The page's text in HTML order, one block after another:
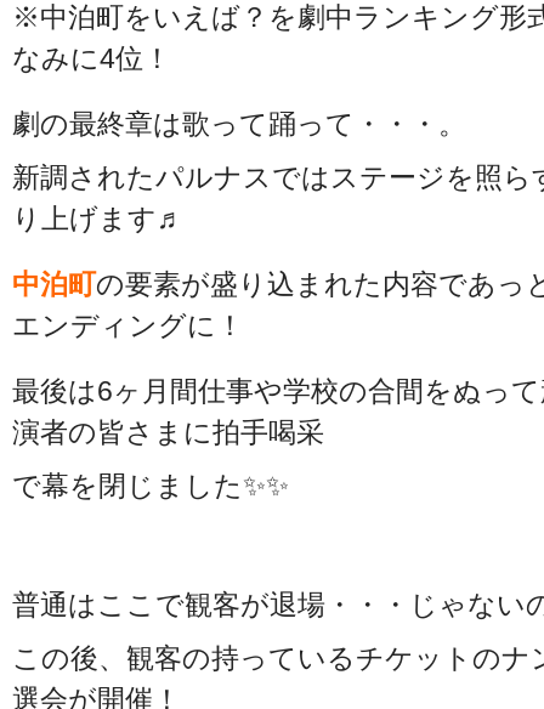
※中泊町をいえば？を劇中ランキング形
なみに4位！
劇の最終章は歌って踊って・・・。
新調されたパルナスではステージを照
り上げます♬
中泊町の要素が盛り込まれた内容であっ
エンディングに！
最後は6ヶ月間仕事や学校の合間をぬっ
演者の皆さまに拍手喝采
で幕を閉じました✨✨
普通はここで観客が退場・・・じゃない
この後、観客の持っているチケットのナ
選会が開催！